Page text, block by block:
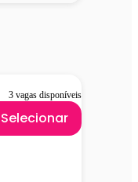
3 vagas disponíveis
Selecionar